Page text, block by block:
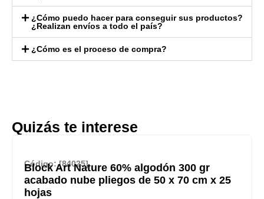
¿Cómo puedo hacer para conseguir sus productos?
¿Realizan envíos a todo el país?
¿Cómo es el proceso de compra?
Quizás te interese
Código: [84025]
Block Art Nature 60% algodón 300 gr
acabado nube pliegos de 50 x 70 cm x 25
hojas